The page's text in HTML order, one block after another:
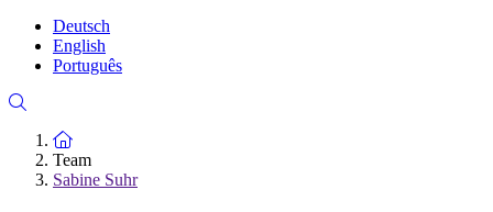
Deutsch
English
Português
Zur Startseite
Team
Sabine Suhr